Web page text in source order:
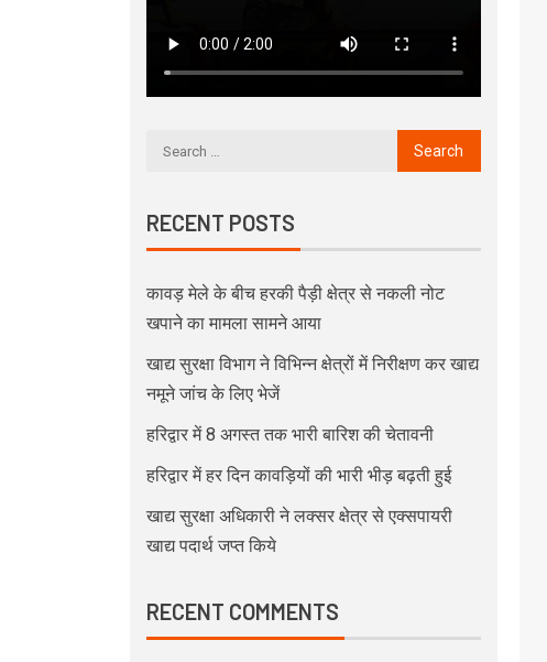
RECENT POSTS
कावड़ मेले के बीच हरकी पैड़ी क्षेत्र से नकली नोट
खपाने का मामला सामने आया
खाद्य सुरक्षा विभाग ने विभिन्न क्षेत्रों में निरीक्षण कर खाद्य
नमूने जांच के लिए भेजें
हरिद्वार में 8 अगस्त तक भारी बारिश की चेतावनी
हरिद्वार में हर दिन कावड़ियों की भारी भीड़ बढ़ती हुई
खाद्य सुरक्षा अधिकारी ने लक्सर क्षेत्र से एक्सपायरी
खाद्य पदार्थ जप्त किये
RECENT COMMENTS